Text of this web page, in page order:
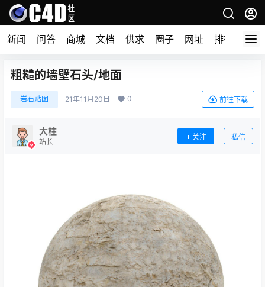
新闻 问答 商城 文档 供求 圈子 网址 排行榜
​粗糙的墙壁石头/地面
岩石贴图 21年11月20日 0 前往下载
大柱
站长
关注 私信